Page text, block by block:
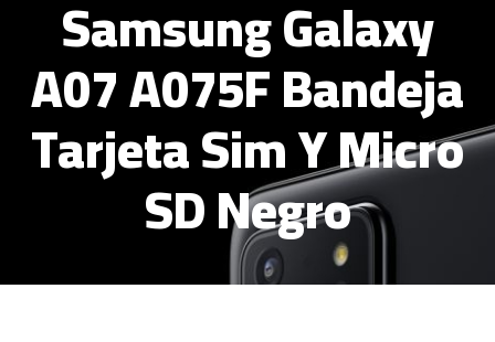
Samsung Galaxy
A07 A075F Bandeja
Tarjeta Sim Y Micro
SD Negro